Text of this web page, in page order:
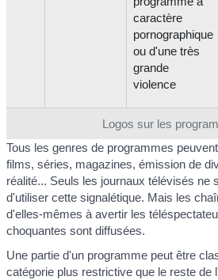
Logos sur les
caractère
pornographique
ou d'une très
grande
violence
Tous les genres de programmes
films, séries, magazines, émission de
réalité... Seuls les journaux télévisés ne
d'utiliser cette signalétique. Mais les
d'elles-mêmes à avertir les
choquantes sont diffusées.
Une partie d'un programme peut être
catégorie plus restrictive que le reste de